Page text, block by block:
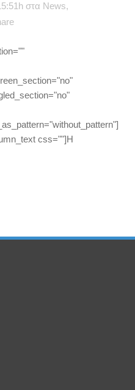
στα News,
css=""]H